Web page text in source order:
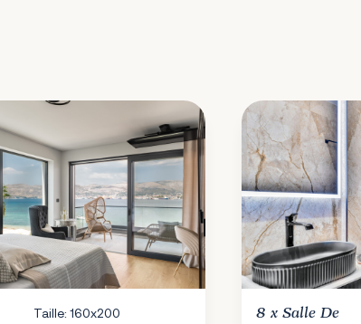
Taille: 160x200
8 x Salle De